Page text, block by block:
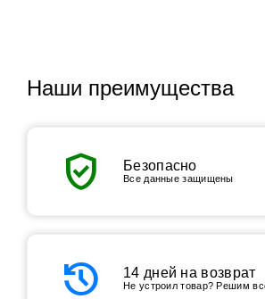
Наши преимущества
verified_user Безопасно
Все данные защищены
history 14 дней на возврат
Не устроил товар? Решим